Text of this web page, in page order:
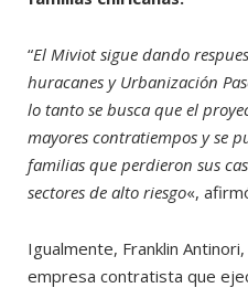
“El Miviot sigue dando
huracanes y Urbanización
lo tanto se busca que el
mayores contratiempos y se
familias que perdieron sus
sectores de alto riesgo«,
Igualmente, Franklin
empresa contratista que